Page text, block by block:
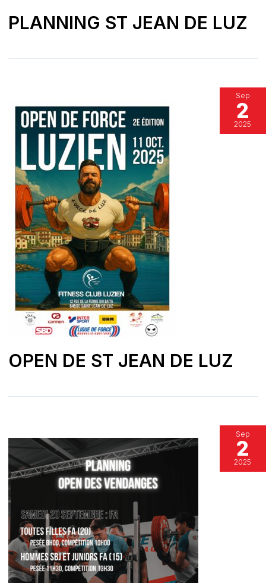
PLANNING ST JEAN DE LUZ
OPEN DE ST JEAN DE LUZ
Sep
2
2025
Sep
2
2025